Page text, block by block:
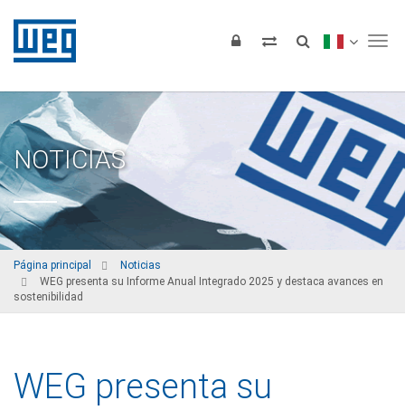
NOTICIAS
Página principal
Noticias
WEG presenta su Informe Anual Integrado 2025 y destaca avances en
sostenibilidad
WEG presenta su